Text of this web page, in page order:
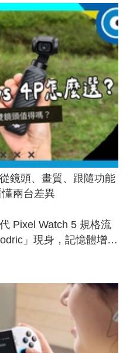
鏡頭、畫質、跟隨功能
兩台差異
Pixel Watch 5 規格流
」現身，記憶體增強